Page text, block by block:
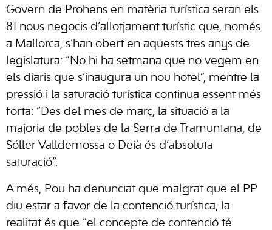
Govern de Prohens en matèria turística seran els
81 nous negocis d’allotjament turístic que, només
a Mallorca, s’han obert en aquests tres anys de
legislatura: “No hi ha setmana que no vegem en
els diaris que s’inaugura un nou hotel”, mentre la
pressió i la saturació turística continua essent més
forta: “Des del mes de març, la situació a la
majoria de pobles de la Serra de Tramuntana, de
Sóller Valldemossa o Deià és d’absoluta
saturació”.
A més, Pou ha denunciat que malgrat que el PP
diu estar a favor de la contenció turística, la
realitat és que “el concepte de contenció té